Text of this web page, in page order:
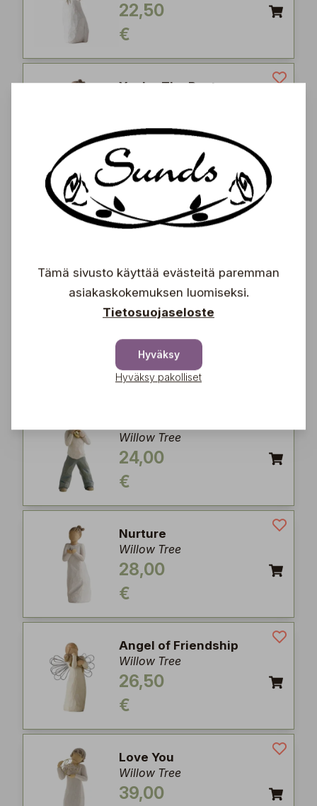
22,50
€
You're The Best
€
Thinking of You
Willow Tree
25,50
Remember
20,00
€
Willow Tree
24,00
€
Nurture
Willow Tree
28,00
€
Angel of Friendship
Willow Tree
26,50
€
Love You
Willow Tree
39,00
Tämä sivusto käyttää evästeitä paremman
asiakaskokemuksen luomiseksi.
Tietosuojaseloste
Hyväksy
Hyväksy pakolliset